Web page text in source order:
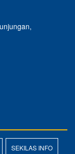
SEKILAS INFO